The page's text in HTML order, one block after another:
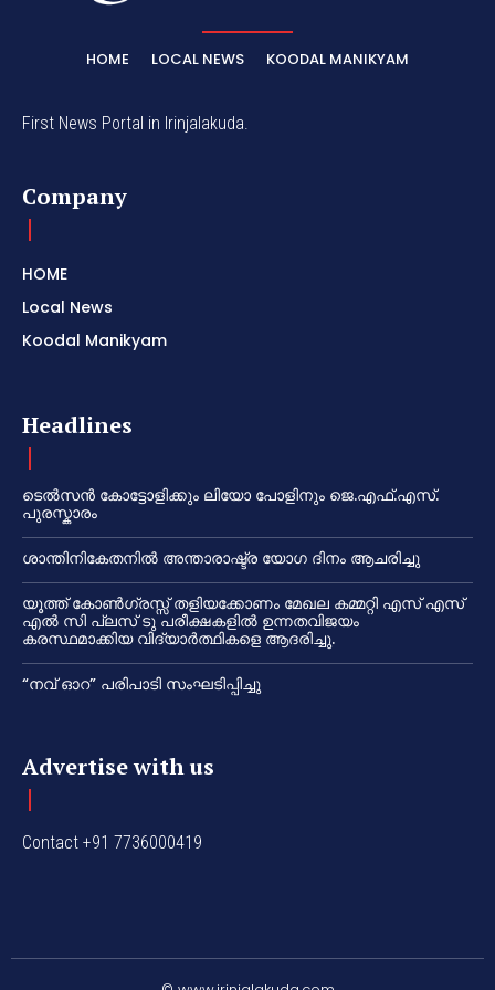
HOME LOCAL NEWS KOODAL MANIKYAM
First News Portal in Irinjalakuda.
Company
HOME
Local News
Koodal Manikyam
Headlines
ടെൽസൻ കോട്ടോളിക്കും ലിയോ പോളിനും ജെ.എഫ്.എസ്.
പുരസ്കാരം
ശാന്തിനികേതനിൽ അന്താരാഷ്ട്ര യോഗ ദിനം ആചരിച്ചു
യൂത്ത് കോൺഗ്രസ്സ് തളിയക്കോണം മേഖല കമ്മറ്റി എസ് എസ്
എൽ സി പ്ലസ് ടു പരീക്ഷകളിൽ ഉന്നതവിജയം
കരസ്ഥമാക്കിയ വിദ്യാർത്ഥികളെ ആദരിച്ചു.
“നവ് ഓറ” പരിപാടി സംഘടിപ്പിച്ചു
Advertise with us
Contact +91 7736000419